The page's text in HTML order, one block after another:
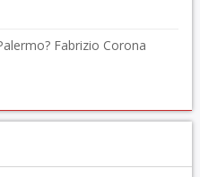
Fabrizio Corona